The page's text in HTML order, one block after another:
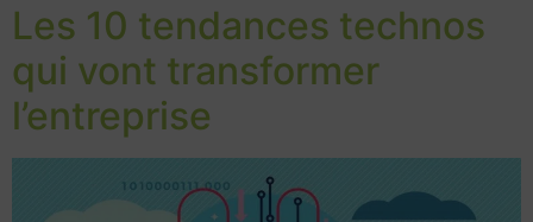
Les 10 tendances technos
qui vont transformer
l’entreprise